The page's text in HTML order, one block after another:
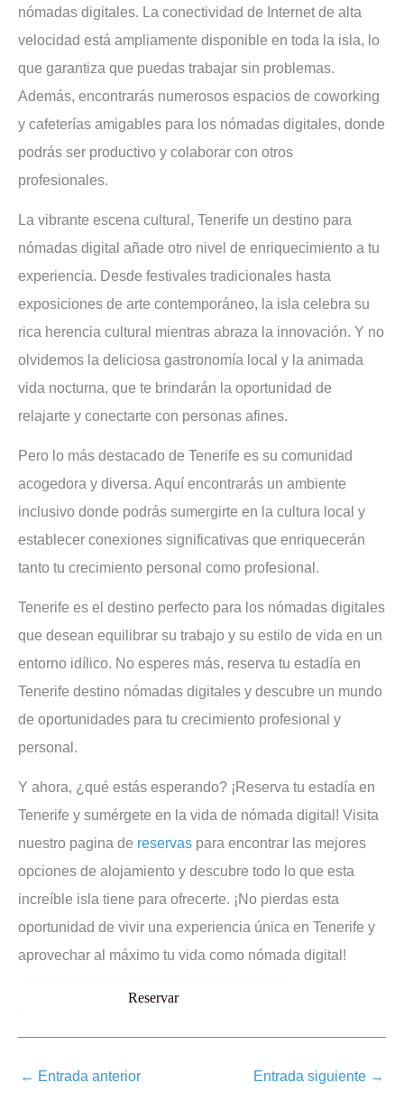
nómadas digitales. La conectividad de Internet de alta
velocidad está ampliamente disponible en toda la isla, lo
que garantiza que puedas trabajar sin problemas.
Además, encontrarás numerosos espacios de coworking
y cafeterías amigables para los nómadas digitales, donde
podrás ser productivo y colaborar con otros
profesionales.
La vibrante escena cultural, Tenerife un destino para
nómadas digital añade otro nivel de enriquecimiento a tu
experiencia. Desde festivales tradicionales hasta
exposiciones de arte contemporáneo, la isla celebra su
rica herencia cultural mientras abraza la innovación. Y no
olvidemos la deliciosa gastronomía local y la animada
vida nocturna, que te brindarán la oportunidad de
relajarte y conectarte con personas afines.
Pero lo más destacado de Tenerife es su comunidad
acogedora y diversa. Aquí encontrarás un ambiente
inclusivo donde podrás sumergirte en la cultura local y
establecer conexiones significativas que enriquecerán
tanto tu crecimiento personal como profesional.
Tenerife es el destino perfecto para los nómadas digitales
que desean equilibrar su trabajo y su estilo de vida en un
entorno idílico. No esperes más, reserva tu estadía en
Tenerife destino nómadas digitales y descubre un mundo
de oportunidades para tu crecimiento profesional y
personal.
Y ahora, ¿qué estás esperando? ¡Reserva tu estadía en
Tenerife y sumérgete en la vida de nómada digital! Visita
nuestro pagina de reservas para encontrar las mejores
opciones de alojamiento y descubre todo lo que esta
increíble isla tiene para ofrecerte. ¡No pierdas esta
oportunidad de vivir una experiencia única en Tenerife y
aprovechar al máximo tu vida como nómada digital!
Reservar
← Entrada anterior Entrada siguiente →